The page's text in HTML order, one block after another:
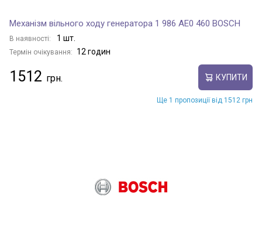
Механізм вільного ходу генератора 1 986 AE0 460 BOSCH
В наявності: 1 шт.
Термін очікування: 12 годин
1512 КУПИТИ
Ще 1 пропозиції від 1512 грн